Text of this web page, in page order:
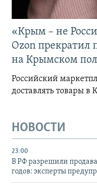
«Крым – не
Ozon прекратил
на Крымском
Российский
доставлять товары
НОВОСТИ
23:00
В РФ разрешили
годов: эксперты